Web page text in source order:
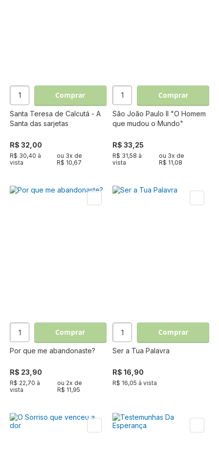
Comprar
Santa Teresa de Calcutá - A
Santa das sarjetas
R$ 32,00
R$ 30,40 à
vista
ou 3x de
R$ 10,67
Comprar
São João Paulo II "O Homem
que mudou o Mundo"
R$ 33,25
R$ 31,58 à
vista
ou 3x de
R$ 11,08
Comprar
Por que me abandonaste?
R$ 23,90
R$ 22,70 à
vista
ou 2x de
R$ 11,95
Comprar
Ser a Tua Palavra
R$ 16,90
R$ 16,05 à vista